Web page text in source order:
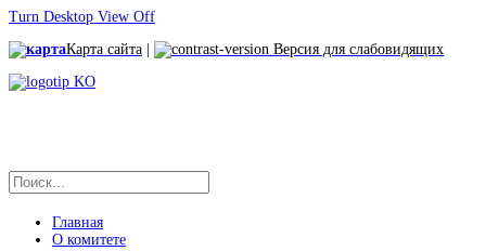
Turn Desktop View Off
Карта сайта
Версия для слабовидящих
Главная
О комитете